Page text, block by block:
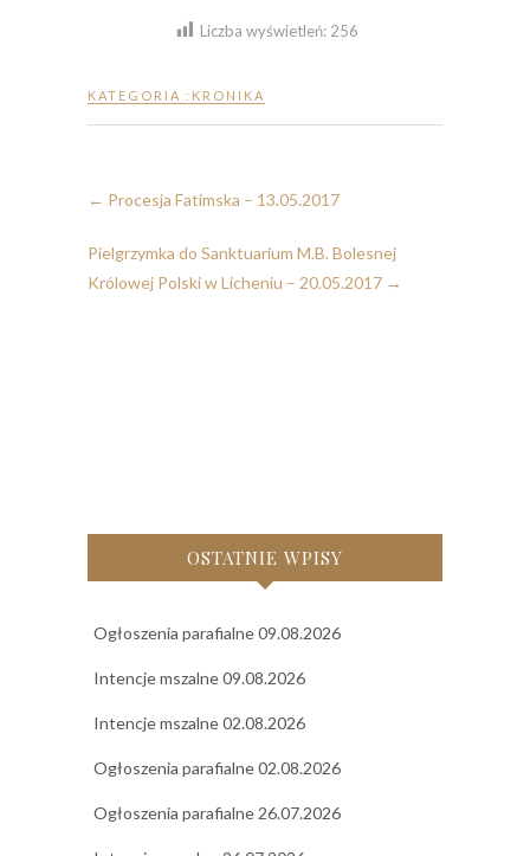
Liczba wyświetleń: 256
KATEGORIA : KRONIKA
← Procesja Fatimska – 13.05.2017
Pielgrzymka do Sanktuarium M.B. Bolesnej
Królowej Polski w Licheniu – 20.05.2017 →
OSTATNIE WPISY
Ogłoszenia parafialne 09.08.2026
Intencje mszalne 09.08.2026
Intencje mszalne 02.08.2026
Ogłoszenia parafialne 02.08.2026
Ogłoszenia parafialne 26.07.2026